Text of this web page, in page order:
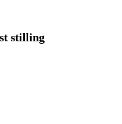
stilling